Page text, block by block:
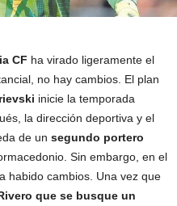
CF ha virado ligeramente el
no hay cambios. El plan
inicie la temporada
la dirección deportiva y el
de un segundo portero
Sin embargo, en el
habido cambios. Una vez que
que se busque un